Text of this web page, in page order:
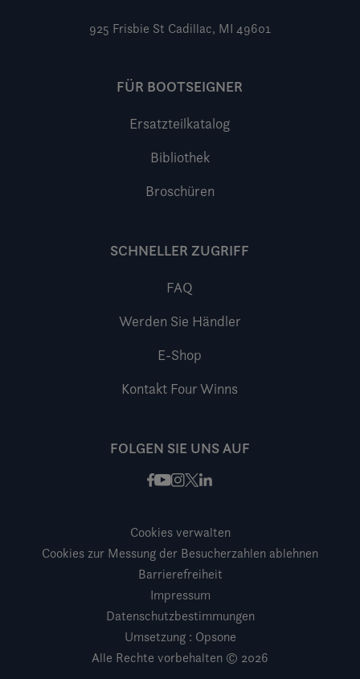
925 Frisbie St Cadillac, MI 49601
FÜR BOOTSEIGNER
Ersatzteilkatalog
Bibliothek
Broschüren
SCHNELLER ZUGRIFF
FAQ
Werden Sie Händler
E-Shop
Kontakt Four Winns
FOLGEN SIE UNS AUF
Facebook
Youtube
Instagram
X / Twitter
LinkedIn
Alle Rechte vorbehalten © 2026
Cookies verwalten
Cookies zur Messung der Besucherzahlen ablehnen
Barrierefreiheit
Impressum
Datenschutzbestimmungen
Umsetzung : Opsone